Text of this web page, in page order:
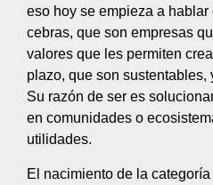
eso hoy se empieza a
cebras, que son empresas
valores que les permiten
plazo, que son sustentables,
Su razón de ser es
en comunidades o
utilidades.
El nacimiento de la